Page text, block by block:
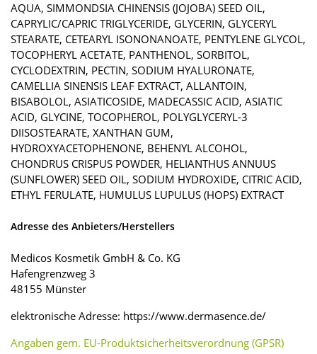
AQUA, SIMMONDSIA CHINENSIS (JOJOBA) SEED OIL,
CAPRYLIC/CAPRIC TRIGLYCERIDE, GLYCERIN, GLYCERYL
STEARATE, CETEARYL ISONONANOATE, PENTYLENE GLYCOL,
TOCOPHERYL ACETATE, PANTHENOL, SORBITOL,
CYCLODEXTRIN, PECTIN, SODIUM HYALURONATE,
CAMELLIA SINENSIS LEAF EXTRACT, ALLANTOIN,
BISABOLOL, ASIATICOSIDE, MADECASSIC ACID, ASIATIC
ACID, GLYCINE, TOCOPHEROL, POLYGLYCERYL-3
DIISOSTEARATE, XANTHAN GUM,
HYDROXYACETOPHENONE, BEHENYL ALCOHOL,
CHONDRUS CRISPUS POWDER, HELIANTHUS ANNUUS
(SUNFLOWER) SEED OIL, SODIUM HYDROXIDE, CITRIC ACID,
ETHYL FERULATE, HUMULUS LUPULUS (HOPS) EXTRACT
Adresse des Anbieters/Herstellers
Medicos Kosmetik GmbH & Co. KG
Hafengrenzweg 3
48155 Münster
elektronische Adresse: https://www.dermasence.de/
Angaben gem. EU-Produktsicherheitsverordnung (GPSR)